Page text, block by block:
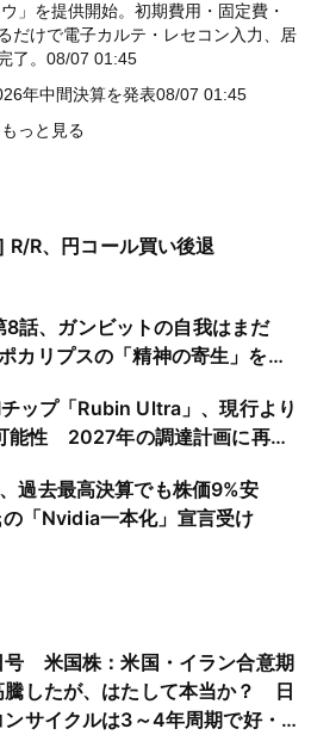
」を提供開始。初期費用・固定費・
だけで電子カルテ・レセコン入力、居
了。 08/07 01:45
年中間決算を発表08/07 01:45
っと見る
R/R、円コール買い後退
8話、ガンビットの自我はまだ
カリプスの「精神の寄生」を神
ップ「Rubin Ultra」、現行より
能性 2027年の調達計画に再検
、過去最高決算でも株価9%安
「Nvidia一本化」宣言受け
米国株：米国・イラン合意期
騰したが、はたして本当か？ 日
サイクルは3～4年周期で好・